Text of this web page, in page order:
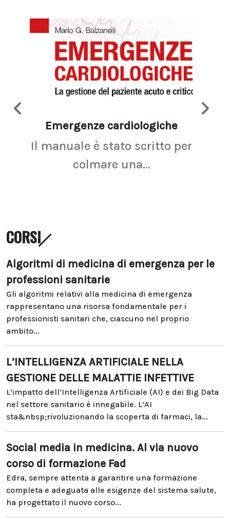
Emergenze cardiologiche
Il manuale è stato scritto per
colmare una...
CORSI
Algoritmi di medicina di emergenza per le
professioni sanitarie
Gli algoritmi relativi alla medicina di emergenza
rappresentano una risorsa fondamentale per i
professionisti sanitari che, ciascuno nel proprio
ambito...
L’INTELLIGENZA ARTIFICIALE NELLA
GESTIONE DELLE MALATTIE INFETTIVE
L’impatto dell’Intelligenza Artificiale (AI) e dei Big Data
nel settore sanitario è innegabile. L’AI
sta&nbsp;rivoluzionando la scoperta di farmaci, la...
Social media in medicina. Al via nuovo
corso di formazione Fad
Edra, sempre attenta a garantire una formazione
completa e adeguata alle esigenze del sistema salute,
ha progettato il nuovo corso...